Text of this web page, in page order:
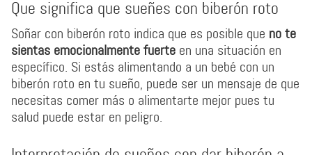
Que significa que sueñes con biberón roto
Soñar con biberón roto indica que es posible que no te
sientas emocionalmente fuerte en una situación en
específico. Si estás alimentando a un bebé con un
biberón roto en tu sueño, puede ser un mensaje de que
necesitas comer más o alimentarte mejor pues tu
salud puede estar en peligro.